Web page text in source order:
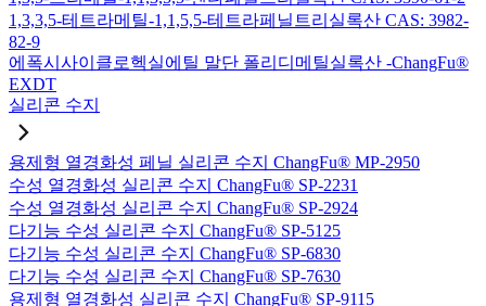
1,3,3,5-테트라메틸-1,1,5,5-테트라페닐트리실록산 CAS: 3982-
82-9
에폭시사이클로헥실에틸 말단 폴리디메틸실록산 -ChangFu®
EXDT
실리콘 수지
용제형 열경화성 페닐 실리콘 수지 ChangFu® MP-2950
수성 열경화성 실리콘 수지 ChangFu® SP-2231
수성 열경화성 실리콘 수지 ChangFu® SP-2924
다기능 수성 실리콘 수지 ChangFu® SP-5125
다기능 수성 실리콘 수지 ChangFu® SP-6830
다기능 수성 실리콘 수지 ChangFu® SP-7630
용제형 열경화성 실리콘 수지 ChangFu® SP-9115